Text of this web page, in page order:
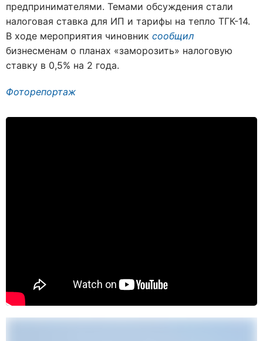
предпринимателями. Темами обсуждения стали
налоговая ставка для ИП и тарифы на тепло ТГК-14.
В ходе мероприятия чиновник сообщил
бизнесменам о планах «заморозить» налоговую
ставку в 0,5% на 2 года.
Фоторепортаж